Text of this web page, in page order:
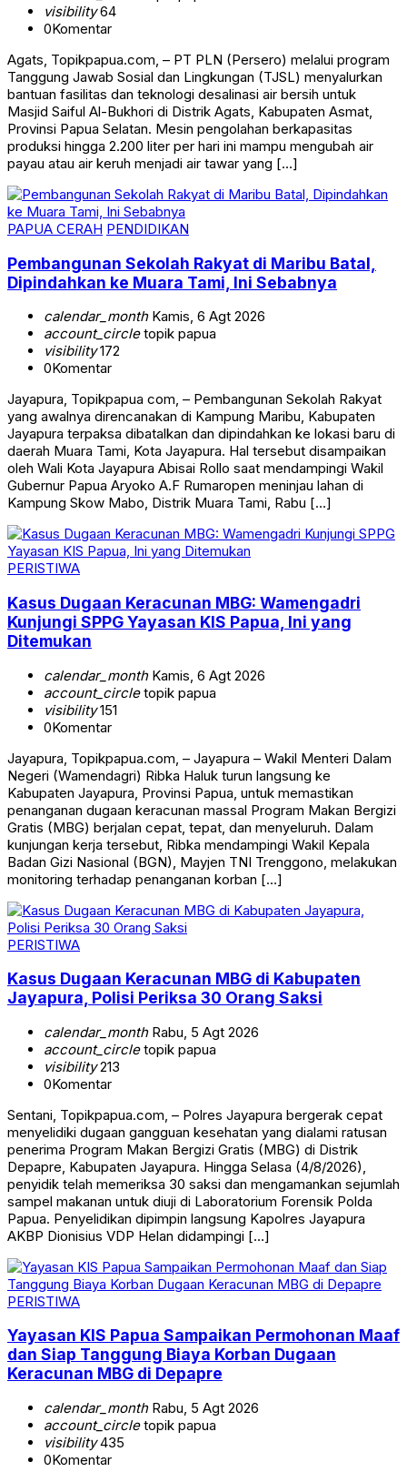
visibility64
0Komentar
Agats, Topikpapua.com, – PT PLN (Persero) melalui program
Tanggung Jawab Sosial dan Lingkungan (TJSL) menyalurkan
bantuan fasilitas dan teknologi desalinasi air bersih untuk
Masjid Saiful Al-Bukhori di Distrik Agats, Kabupaten Asmat,
Provinsi Papua Selatan. Mesin pengolahan berkapasitas
produksi hingga 2.200 liter per hari ini mampu mengubah air
payau atau air keruh menjadi air tawar yang […]
PAPUA CERAH PENDIDIKAN
Pembangunan Sekolah Rakyat di Maribu Batal,
Dipindahkan ke Muara Tami, Ini Sebabnya
calendar_monthKamis, 6 Agt 2026
account_circletopik papua
visibility172
0Komentar
Jayapura, Topikpapua com, – Pembangunan Sekolah Rakyat
yang awalnya direncanakan di Kampung Maribu, Kabupaten
Jayapura terpaksa dibatalkan dan dipindahkan ke lokasi baru di
daerah Muara Tami, Kota Jayapura. Hal tersebut disampaikan
oleh Wali Kota Jayapura Abisai Rollo saat mendampingi Wakil
Gubernur Papua Aryoko A.F Rumaropen meninjau lahan di
Kampung Skow Mabo, Distrik Muara Tami, Rabu […]
PERISTIWA
Kasus Dugaan Keracunan MBG: Wamengadri
Kunjungi SPPG Yayasan KIS Papua, Ini yang
Ditemukan
calendar_monthKamis, 6 Agt 2026
account_circletopik papua
visibility151
0Komentar
Jayapura, Topikpapua.com, – Jayapura – Wakil Menteri Dalam
Negeri (Wamendagri) Ribka Haluk turun langsung ke
Kabupaten Jayapura, Provinsi Papua, untuk memastikan
penanganan dugaan keracunan massal Program Makan Bergizi
Gratis (MBG) berjalan cepat, tepat, dan menyeluruh. Dalam
kunjungan kerja tersebut, Ribka mendampingi Wakil Kepala
Badan Gizi Nasional (BGN), Mayjen TNI Trenggono, melakukan
monitoring terhadap penanganan korban […]
PERISTIWA
Kasus Dugaan Keracunan MBG di Kabupaten
Jayapura, Polisi Periksa 30 Orang Saksi
calendar_monthRabu, 5 Agt 2026
account_circletopik papua
visibility213
0Komentar
Sentani, Topikpapua.com, – Polres Jayapura bergerak cepat
menyelidiki dugaan gangguan kesehatan yang dialami ratusan
penerima Program Makan Bergizi Gratis (MBG) di Distrik
Depapre, Kabupaten Jayapura. Hingga Selasa (4/8/2026),
penyidik telah memeriksa 30 saksi dan mengamankan sejumlah
sampel makanan untuk diuji di Laboratorium Forensik Polda
Papua. Penyelidikan dipimpin langsung Kapolres Jayapura
AKBP Dionisius VDP Helan didampingi […]
PERISTIWA
Yayasan KIS Papua Sampaikan Permohonan Maaf
dan Siap Tanggung Biaya Korban Dugaan
Keracunan MBG di Depapre
calendar_monthRabu, 5 Agt 2026
account_circletopik papua
visibility435
0Komentar